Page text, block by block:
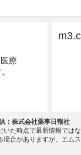
療
：株式会社薬事日報社
た時点で最新情報では
合がありますが、エム